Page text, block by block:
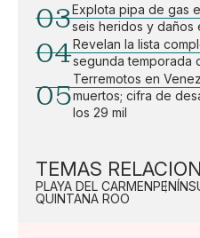
03Explota pipa de gas
seis heridos y daños
04Revelan la lista
segunda temporada
05
Terremotos en
muertos; cifra de
los 29 mil
TEMAS
PLAYA DEL CARMEN
QUINTANA ROO